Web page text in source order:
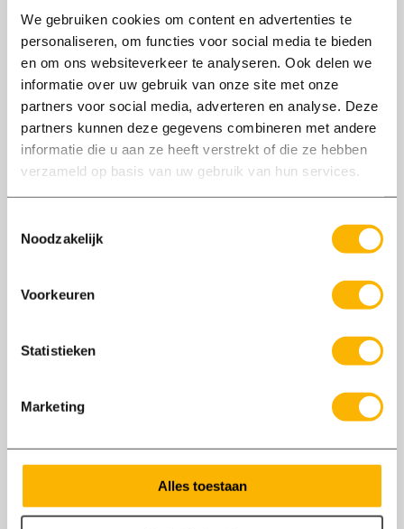
We gebruiken cookies om content en advertenties te
personaliseren, om functies voor social media te bieden
en om ons websiteverkeer te analyseren. Ook delen we
informatie over uw gebruik van onze site met onze
partners voor social media, adverteren en analyse. Deze
partners kunnen deze gegevens combineren met andere
informatie die u aan ze heeft verstrekt of die ze hebben
verzameld op basis van uw gebruik van hun services.
Noodzakelijk
Voorkeuren
Statistieken
Marketing
Alles toestaan
kwaliteiten goed van pas zullen komen! Geniet
van je bierpakketje ;)
DEEL ARTIKEL
Deel
op
Facebook
Deel
op
LinkedIn
Deel
op
Twitter
Deel
via
de
mail
Deel
op
WhatsApp